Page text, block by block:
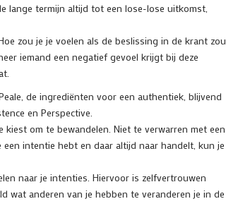
lange termijn altijd tot een lose-lose uitkomst,
zou je je voelen als de beslissing in de krant zou
iemand een negatief gevoel krijgt bij deze
de ingrediënten voor een authentiek, blijvend
en Perspective.
om te bewandelen. Niet te verwarren met een
intentie hebt en daar altijd naar handelt, kun je
naar je intenties. Hiervoor is zelfvertrouwen
wat anderen van je hebben te veranderen je in de